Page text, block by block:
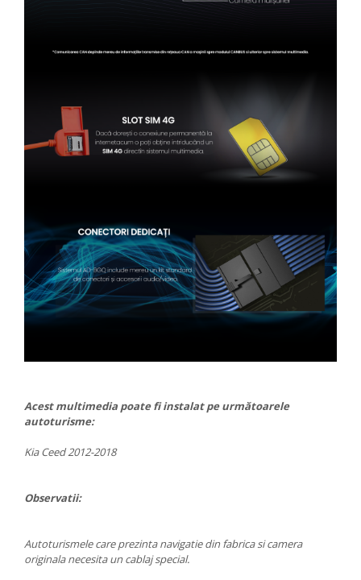
Acest multimedia poate fi instalat pe următoarele
autoturisme:
Kia Ceed 2012-2018
Observatii:
Autoturismele care prezinta navigatie din fabrica si camera
originala necesita un cablaj special.